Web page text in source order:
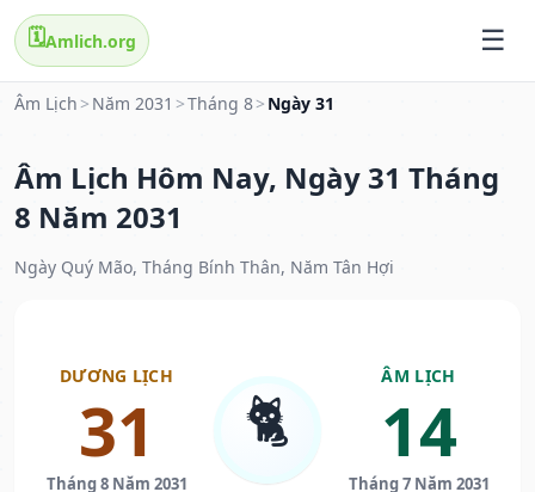
🗓️Amlich.org
Âm Lịch > Năm 2031 >Tháng 8> Ngày 31
Âm Lịch Hôm Nay, Ngày 31 Tháng
8 Năm 2031
Ngày Quý Mão, Tháng Bính Thân, Năm Tân Hợi
DƯƠNG LỊCH
31
Tháng 8 Năm 2031
🐈
ÂM LỊCH
14
Tháng 7 Năm 2031